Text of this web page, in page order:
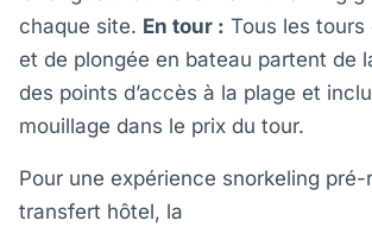
chaque site. En tour : Tous les tours
et de plongée en bateau partent de
des points d’accès à la plage et
mouillage dans le prix du tour.
Pour une expérience snorkeling
transfert hôtel, la